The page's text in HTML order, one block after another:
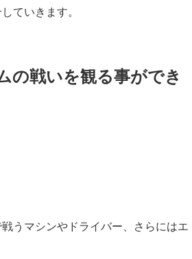
ていきます。
の戦いを観る事ができ
うマシンやドライバー、さらにはエ